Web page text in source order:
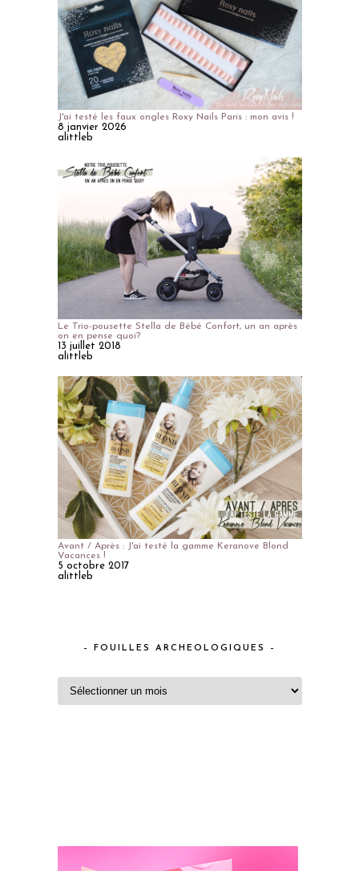
J'ai testé les faux ongles Roxy Nails Paris : mon avis !
8 janvier 2026
alittleb
Le Trio-pousette Stella de Bébé Confort, un an après
on en pense quoi?
13 juillet 2018
alittleb
Avant / Après : J'ai testé la gamme Keranove Blond
Vacances !
5 octobre 2017
alittleb
– FOUILLES ARCHEOLOGIQUES –